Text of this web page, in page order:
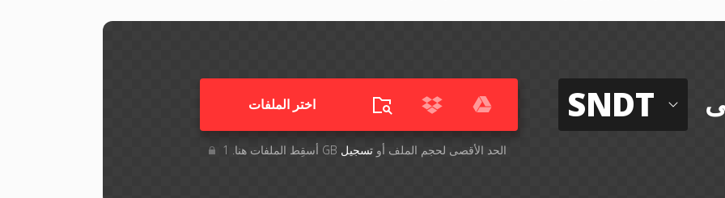
اختر الملفات
أسقِط الملفات هنا. 1 GB الحد الأقصى لحجم الملف أوتسجيل
SNDT